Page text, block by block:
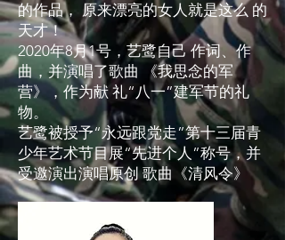
的作品， 原来漂亮的女人就是这么 的
天才！
2020年8月1号，艺鹭自己 作词、作
曲，并演唱了歌曲 《我思念的军
营》，作为献 礼“八一”建军节的礼
物。
艺鹭被授予“永远跟党走”第十三届青
少年艺术节目展“先进个人”称号，并
受邀演出演唱原创 歌曲《清风令》